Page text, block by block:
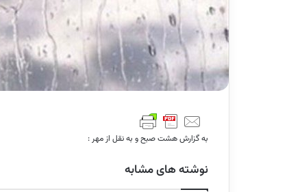
به گزارش هشت صبح و به نقل از مهر :
نوشته های مشابه